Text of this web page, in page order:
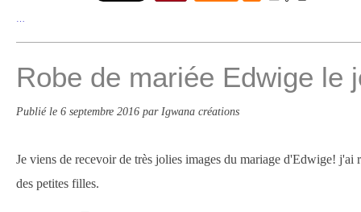
Robe de mariée Edwige le
Publié le 6 septembre 2016 par Igwana créations
Je viens de recevoir de très jolies images du mariage d'Edwige! j'ai
des petites filles.